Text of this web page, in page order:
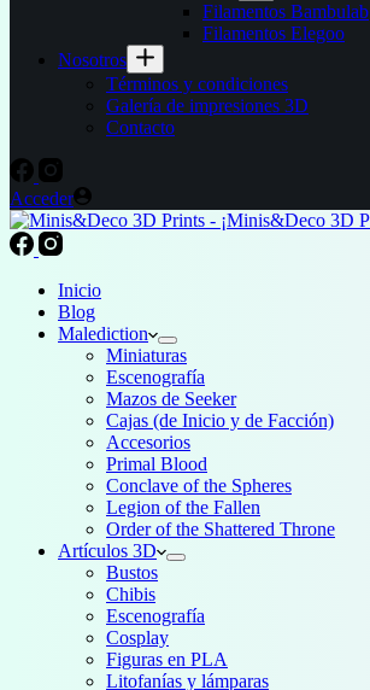
Filamentos Bambulab
Filamentos Elegoo
Nosotros
Términos y condiciones
Galería de impresiones 3D
Contacto
Acceder
Inicio
Blog
Malediction
Miniaturas
Escenografía
Mazos de Seeker
Cajas (de Inicio y de Facción)
Accesorios
Primal Blood
Conclave of the Spheres
Legion of the Fallen
Order of the Shattered Throne
Artículos 3D
Bustos
Chibis
Escenografía
Cosplay
Figuras en PLA
Litofanías y lámparas